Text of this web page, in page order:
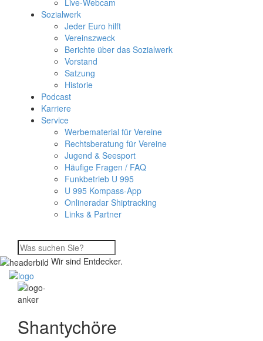
Live-Webcam
Sozialwerk
Jeder Euro hilft
Vereinszweck
Berichte über das Sozialwerk
Vorstand
Satzung
Historie
Podcast
Karriere
Service
Werbematerial für Vereine
Rechtsberatung für Vereine
Jugend & Seesport
Häufige Fragen / FAQ
Funkbetrieb U 995
U 995 Kompass-App
Onlineradar Shiptracking
Links & Partner
Wir sind Entdecker.
Shantychöre